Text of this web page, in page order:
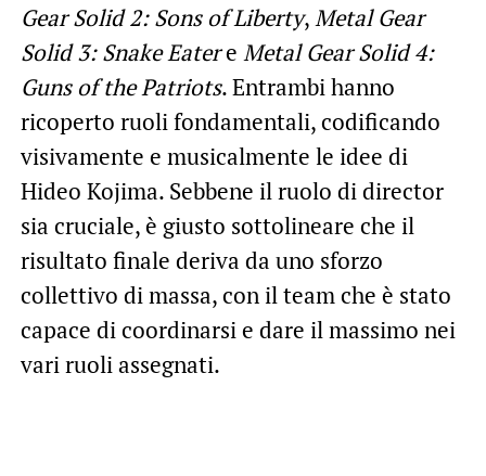
Gear Solid 2: Sons of Liberty,Metal Gear
Solid 3: Snake Eatere Metal Gear Solid 4:
Guns of the Patriots. Entrambi hanno
ricoperto ruoli fondamentali, codificando
visivamente e musicalmente le idee di
Hideo Kojima. Sebbene il ruolo di director
sia cruciale, è giusto sottolineare che il
risultato finale deriva da uno sforzo
collettivo di massa, con il team che è stato
capace di coordinarsi e dare il massimo nei
vari ruoli assegnati.